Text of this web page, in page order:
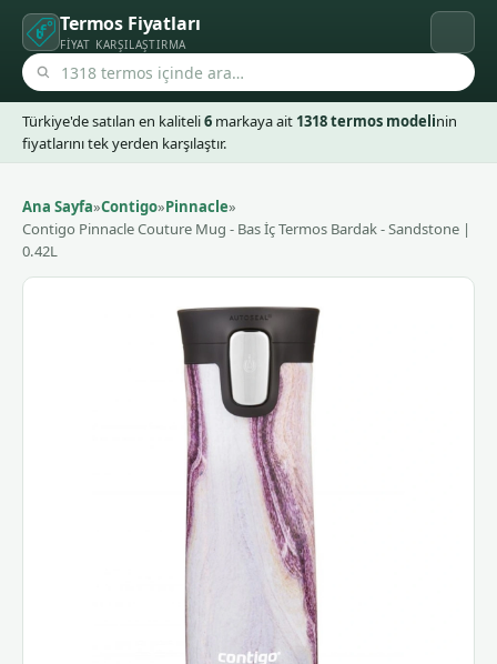
Termos Fiyatları
FIYAT KARŞILAŞTIRMA
Türkiye'de satılan en kaliteli6 markaya ait 1318 termos modelinin
fiyatlarını tek yerden karşılaştır.
Ana Sayfa»Contigo»Pinnacle»
Contigo Pinnacle Couture Mug - Bas İç Termos Bardak - Sandstone |
0.42L